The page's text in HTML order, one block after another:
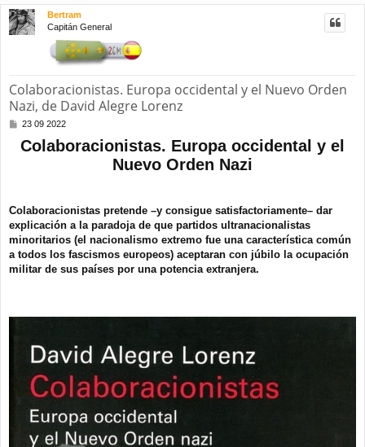
Bertram
Capitán General
Colaboracionistas. Europa occidental y el Nuevo Orden
Nazi, de David Alegre Lorenz
M
n
23 09 2022
Colaboracionistas. Europa occidental y el
Nuevo Orden Nazi
Colaboracionistas pretende ­–y consigue satisfactoriamente– dar
explicación a la paradoja de que partidos ultranacionalistas
minoritarios (el nacionalismo extremo fue una característica común
a todos los fascismos europeos) aceptaran con júbilo la ocupación
militar de sus países por una potencia extranjera.